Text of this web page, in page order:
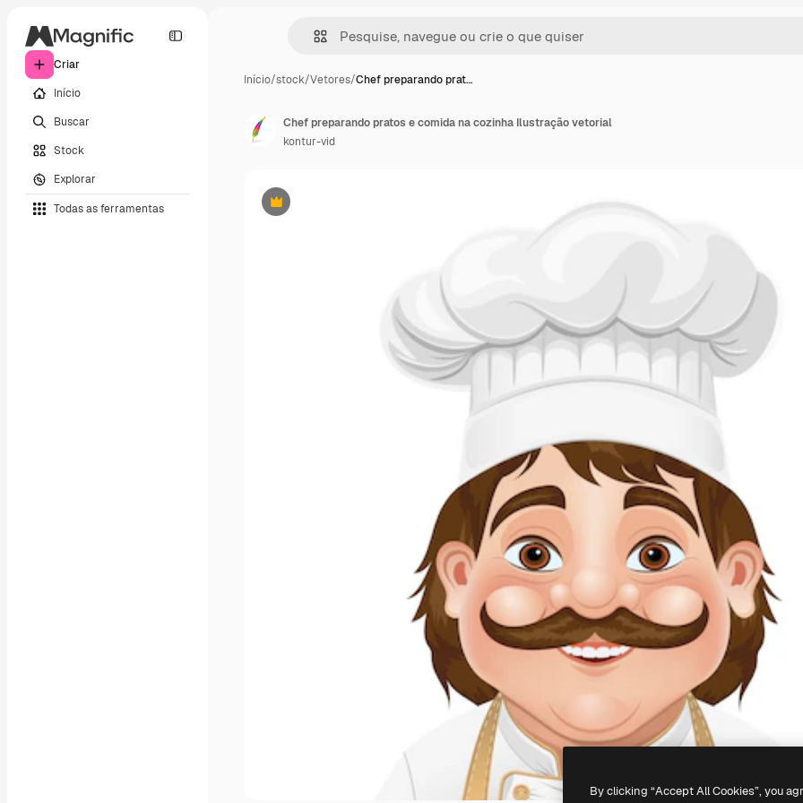
Criar
Início
Buscar
Stock
Explorar
Todas as ferramentas
Início/stock/Vetores/Chef preparando prat…
Premium
Chef preparando pratos e comida na cozinha Ilustração vetorial
kontur-vid
By clicking “Accept All Cookies”, you